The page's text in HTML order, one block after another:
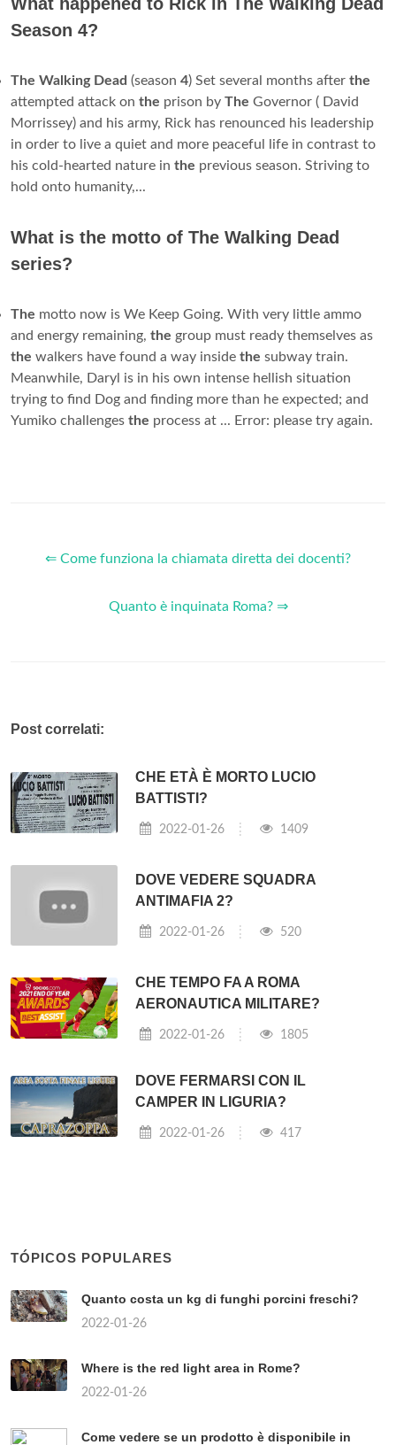
Season 4?
The Walking Dead (season 4) Set several months after the
attempted attack on the prison by The Governor ( David
Morrissey) and his army, Rick has renounced his leadership
in order to live a quiet and more peaceful life in contrast to
his cold-hearted nature in the previous season. Striving to
hold onto humanity,...
What is the motto of The Walking Dead
series?
The motto now is We Keep Going. With very little ammo
and energy remaining, the group must ready themselves as
the walkers have found a way inside the subway train.
Meanwhile, Daryl is in his own intense hellish situation
trying to find Dog and finding more than he expected; and
Yumiko challenges the process at ... Error: please try again.
⇐ Come funziona la chiamata diretta dei docenti?
Quanto è inquinata Roma? ⇒
Post correlati:
CHE ETÀ È MORTO LUCIO
BATTISTI?
2022-01-26 1409
DOVE VEDERE SQUADRA
ANTIMAFIA 2?
2022-01-26 520
CHE TEMPO FA A ROMA
AERONAUTICA MILITARE?
2022-01-26 1805
DOVE FERMARSI CON IL
CAMPER IN LIGURIA?
2022-01-26 417
TÓPICOS POPULARES
Quanto costa un kg di funghi porcini freschi?
2022-01-26
Where is the red light area in Rome?
2022-01-26
Come vedere se un prodotto è disponibile in